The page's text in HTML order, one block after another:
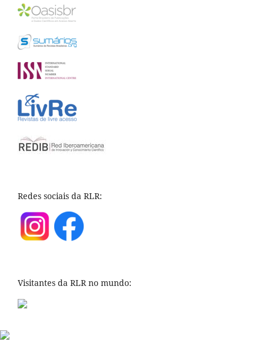
Redes sociais da RLR:
Visitantes da RLR no mundo: